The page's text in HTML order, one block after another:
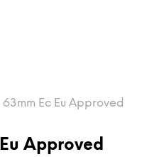
Ec Eu Approved
Approved